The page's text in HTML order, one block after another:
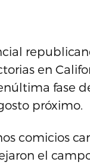
en
fase
próximo.
comicios
el